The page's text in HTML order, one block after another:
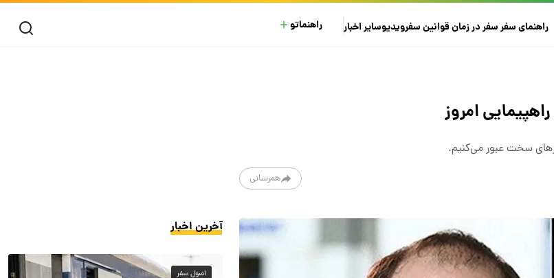
راهنمای سفرسفر در زمانقوانین سفرویدیوسایراخبار راهنماتو
امروز
سخت عبور می‌کنیم.
همرسانی
آخرین اخبار
اصول سفر